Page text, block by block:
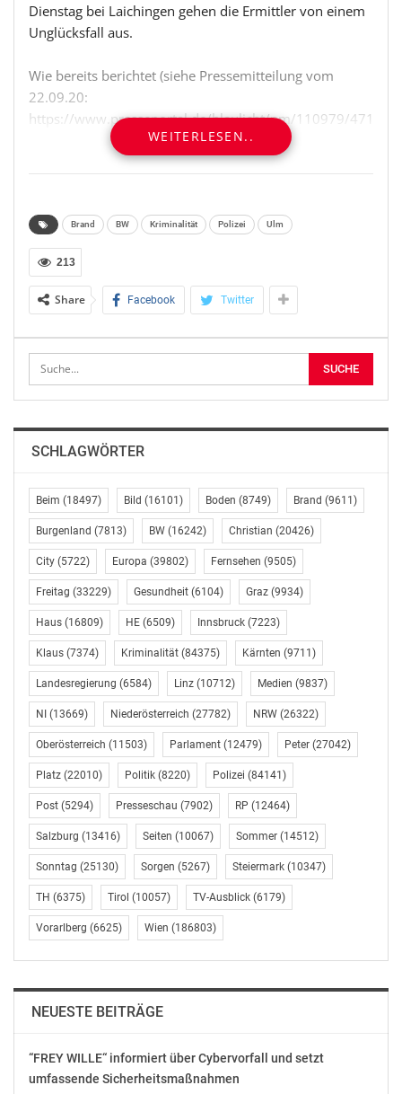
Dienstag bei Laichingen gehen die Ermittler von einem
Unglücksfall aus.
Wie bereits berichtet (siehe Pressemitteilung vom
22.09.20:
https://www.presseportal.de/blaulicht/pm/110979/
brannte am Dienstag auf einem Campingplatz bei
Laichingen ein Wohnwagen. Einsatzkräfte der
Untersuchungsergebnissen konnte der Tote als der 37-
jährige Bewohner des Wohnwagens identifiziert
werden. Am Mittwoch begaben sich Spezialisten der
Polizei und des Landeskriminalamtes Baden-
Württemberg erneut an den Brandort und suchten nach
der Brandursache. Deren Erkenntnissen zufolge brach
das Feuer in dem Wohnwagen aus. Ein Ergebnis was
das Feuer auslöste steht noch aus. Hinweise die auf ein
Gewaltverbrechen schließen könnten, konnten nicht
des 37-Jährigen obduziert. Auch hier gab es keine
Staatsanwaltschaft Ulm und Polizei davon aus, dass es
sich um einen tragischen Unglücksfall handeln dürfte.
+++++++ 1728083
Joachim Schulz, Tel. 0731/188-1111
Rückfragen bitte an:
Polizeipräsidium Ulm
Telefon: 0731 188-0
E-Mail: ulm.pp@polizei.bwl.de
http://www.polizei-bw.de/
Original-Content von: Polizeipräsidium Ulm,
übermittelt durchnews aktuell
Gefällt mir:
Feuer / Am Dienstag
brannte in Laichingen
Mehrfamilienhaus / Am
Donnerstag löschte die
WEITERLESEN..
Brand BW Kriminalität Polizei Ulm
213
Share Facebook Twitter
SCHLAGWÖRTER
Beim (18497) Bild (16101) Boden (8749) Brand (9611)
Burgenland (7813) BW (16242) Christian (20426)
City (5722) Europa (39802) Fernsehen (9505)
Freitag (33229) Gesundheit (6104) Graz (9934)
Haus (16809) HE (6509) Innsbruck (7223)
Klaus (7374) Kriminalität (84375) Kärnten (9711)
Landesregierung (6584) Linz (10712) Medien (9837)
NI (13669) Niederösterreich (27782) NRW (26322)
Oberösterreich (11503) Parlament (12479) Peter (27042)
Platz (22010) Politik (8220) Polizei (84141)
Post (5294) Presseschau (7902) RP (12464)
Salzburg (13416) Seiten (10067) Sommer (14512)
Sonntag (25130) Sorgen (5267) Steiermark (10347)
TH (6375) Tirol (10057) TV-Ausblick (6179)
Vorarlberg (6625) Wien (186803)
NEUESTE BEITRÄGE
“FREY WILLE“ informiert über Cybervorfall und setzt
umfassende Sicherheitsmaßnahmen